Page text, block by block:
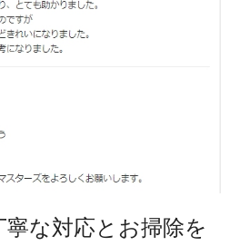
寧な対応とお掃除を